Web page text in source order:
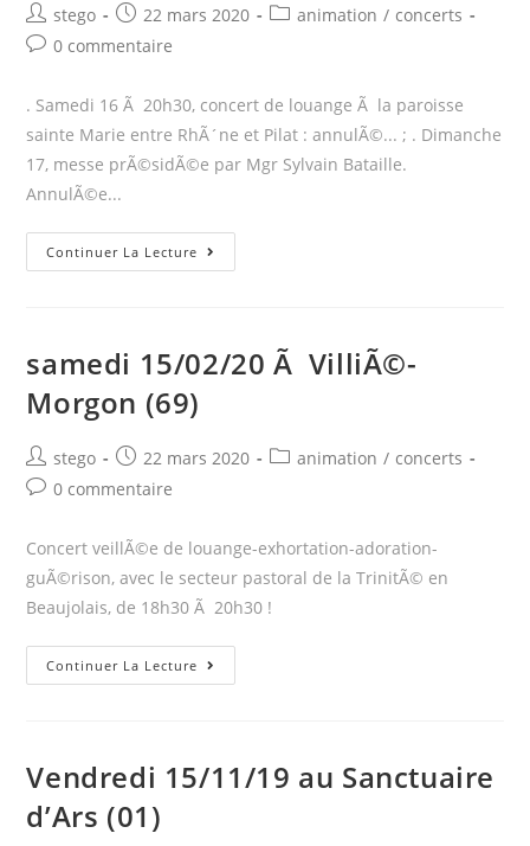
Post
author:
stego
Post
published:
22 mars 2020
Postanimation / concerts
Post0 commentaire
. Samedi 16 Ã 20h30, concert de louange Ã la paroisse
sainte Marie entre RhÃ´ne et Pilat : annulÃ©... ; . Dimanche
17, messe prÃ©sidÃ©e par Mgr Sylvain Bataille.
AnnulÃ©e...
Continuer La Lecture
16
17/05/20
(42)
samedi 15/02/20 Ã VilliÃ©-
Morgon (69)
Post
author:
stego
Post
published:
22 mars 2020
Postanimation / concerts
Post0 commentaire
Concert veillÃ©e de louange-exhortation-adoration-
guÃ©rison, avec le secteur pastoral de la TrinitÃ© en
Beaujolais, de 18h30 Ã 20h30 !
Continuer La Lecture
15/02/20
Morgon
Vendredi 15/11/19 au Sanctuaire
d’Ars (01)